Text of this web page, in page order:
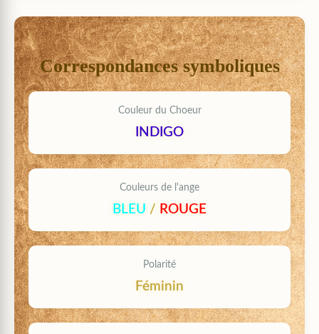
Correspondances symboliques
Couleur du Choeur
INDIGO
Couleurs de l'ange
BLEU / ROUGE
Polarité
Féminin